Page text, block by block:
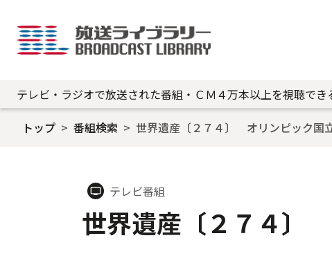
テレビ・ラジオで放送された番組・ＣＭ４万本以上を視聴で
トップ 番組検索 世界遺産〔２７４〕 オリンピック国
tv テレビ番組
世界遺産〔２７４〕